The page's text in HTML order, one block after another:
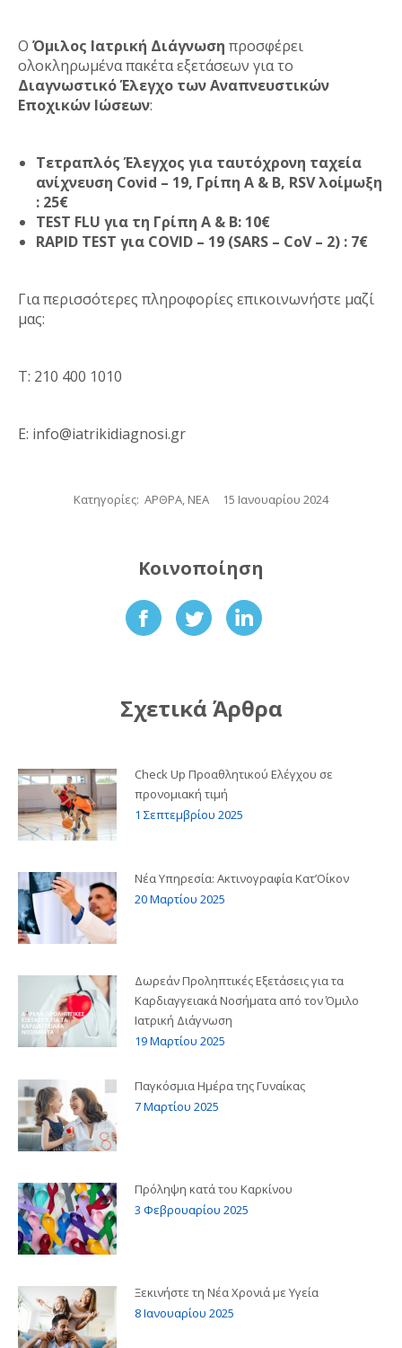
Ο Όμιλος Ιατρική Διάγνωση προσφέρει
ολοκληρωμένα πακέτα εξετάσεων για το
Διαγνωστικό Έλεγχο των Αναπνευστικών
Εποχικών Ιώσεων:
Τετραπλός Έλεγχος για ταυτόχρονη ταχεία
ανίχνευση Covid – 19, Γρίπη Α & Β, RSV λοίμωξη
: 25€
TEST FLU για τη Γρίπη Α & Β: 10€
RAPID TEST για COVID – 19 (SARS – CoV – 2) : 7€
Για περισσότερες πληροφορίες επικοινωνήστε μαζί
μας:
Τ: 210 400 1010
Ε: info@iatrikidiagnosi.gr
Κατηγορίες: ΑΡΘΡΑ, ΝΕΑ 15 Ιανουαρίου 2024
Κοινοποίηση
ShareShareShare
Σχετικά Άρθρα
Check Up Προαθλητικού Ελέγχου σε
προνομιακή τιμή
1 Σεπτεμβρίου 2025
Νέα Υπηρεσία: Ακτινογραφία Κατ’Οίκον
20 Μαρτίου 2025
Δωρεάν Προληπτικές Εξετάσεις για τα
Καρδιαγγειακά Νοσήματα από τον Όμιλο
Ιατρική Διάγνωση
19 Μαρτίου 2025
Παγκόσμια Ημέρα της Γυναίκας
7 Μαρτίου 2025
Πρόληψη κατά του Καρκίνου
3 Φεβρουαρίου 2025
Ξεκινήστε τη Νέα Χρονιά με Υγεία
8 Ιανουαρίου 2025